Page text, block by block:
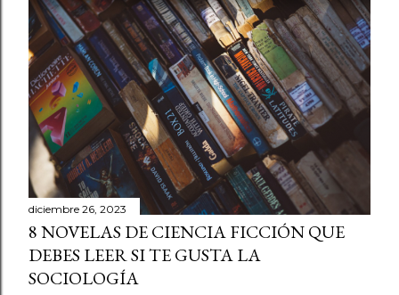
diciembre 26, 2023
8 NOVELAS DE CIENCIA FICCIÓN QUE
DEBES LEER SI TE GUSTA LA
SOCIOLOGÍA